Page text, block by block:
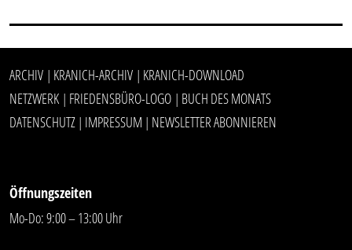
ARCHIV | KRANICH-ARCHIV | KRANICH-DOWNLOAD
NETZWERK | FRIEDENSBÜRO-LOGO | BUCH DES MONATS
DATENSCHUTZ | IMPRESSUM | NEWSLETTER ABONNIEREN
Öffnungszeiten
Mo-Do: 9:00 – 13:00 Uhr